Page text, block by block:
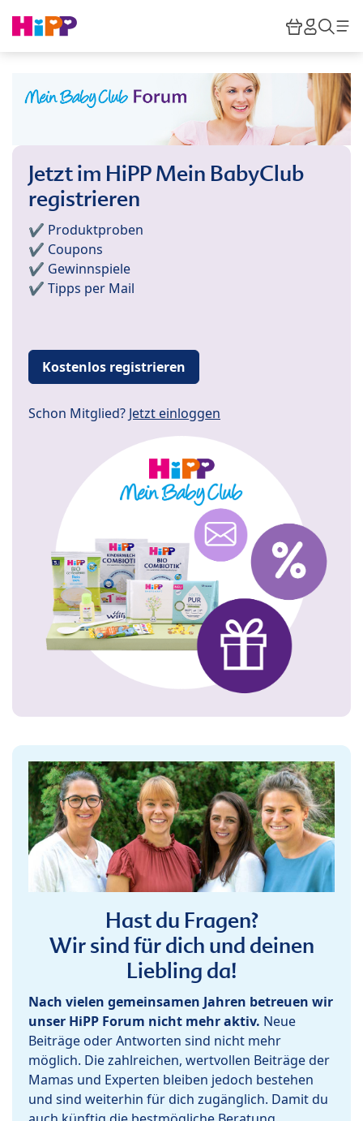
HiPP
Jetzt im HiPP Mein BabyClub
registrieren
✔️ Produktproben
✔️ Coupons
✔️ Gewinnspiele
✔️ Tipps per Mail
Kostenlos registrieren
Schon Mitglied? Jetzt einloggen
Hast du Fragen?
Wir sind für dich und deinen
Liebling da!
Nach vielen gemeinsamen Jahren betreuen wir
unser HiPP Forum nicht mehr aktiv. Neue
Beiträge oder Antworten sind nicht mehr
möglich. Die zahlreichen, wertvollen Beiträge der
Mamas und Experten bleiben jedoch bestehen
und sind weiterhin für dich zugänglich. Damit du